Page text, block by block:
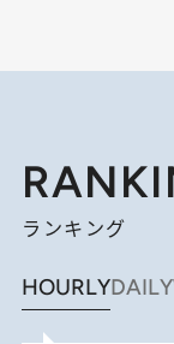
ランキング
HOURLYDAILY